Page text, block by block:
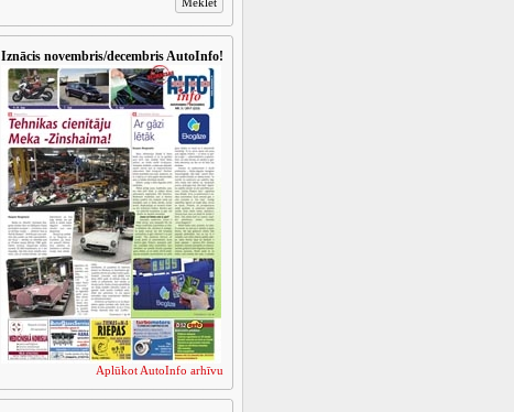
Iznācis novembris/decembris AutoInfo!
Aplūkot AutoInfo arhīvu